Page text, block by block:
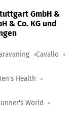
GmbH &
& Co. KG und
Cavallo
Health
World